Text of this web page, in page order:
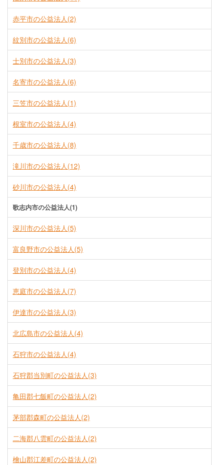
赤平市の公益法人(2)
紋別市の公益法人(6)
士別市の公益法人(3)
名寄市の公益法人(6)
三笠市の公益法人(1)
根室市の公益法人(4)
千歳市の公益法人(8)
滝川市の公益法人(12)
砂川市の公益法人(4)
歌志内市の公益法人(1)
深川市の公益法人(5)
富良野市の公益法人(5)
登別市の公益法人(4)
恵庭市の公益法人(7)
伊達市の公益法人(3)
北広島市の公益法人(4)
石狩市の公益法人(4)
石狩郡当別町の公益法人(3)
亀田郡七飯町の公益法人(2)
茅部郡森町の公益法人(2)
二海郡八雲町の公益法人(2)
檜山郡江差町の公益法人(2)